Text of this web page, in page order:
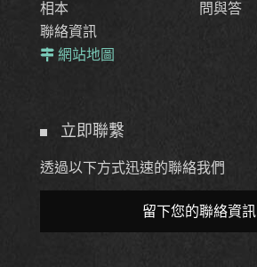
相本
問與答
聯絡資訊
網站地圖
立即聯繫
透過以下方式迅速的聯絡我們
留下您的聯絡資訊